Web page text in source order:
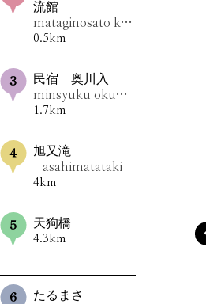
流館
mataginosato kouryuukan
0.5km
民宿 奥川入
minsyuku okukawairi
1.7km
旭又滝
asahimatataki
4km
天狗橋
4.3km
たるまさ